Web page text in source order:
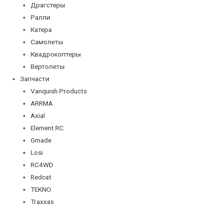
Драгстеры
Ралли
Катера
Самолеты
Квадрокоптеры
Вертолеты
Запчасти
Vanquish Products
ARRMA
Axial
Element RC
Gmade
Losi
RC4WD
Redcat
TEKNO
Traxxas